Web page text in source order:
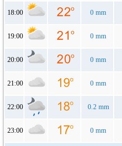
18:00 0 mm
19:00 0 mm
20:00 0 mm
21:00 0 mm
22:00 0.2 mm
23:00 0 mm